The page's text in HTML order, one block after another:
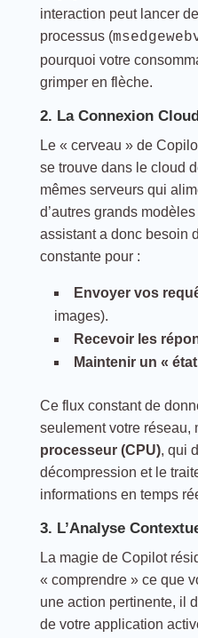
interaction peut lancer
processus (
pourquoi votre
grimper en flèche.
2. La Connexion
Le « cerveau » de
se trouve dans le cloud
mêmes serveurs qui
d’autres grands
assistant a donc besoin
constante pour :
Envoyer vos
images).
Recevoir les
Maintenir un «
Ce flux constant de
seulement votre réseau,
processeur (CPU), qui
décompression et le
informations en temps
3. L’Analyse
La magie de Copilot
« comprendre » ce que
une action pertinente, il
de votre application